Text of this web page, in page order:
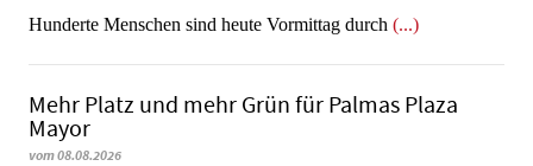
Hunderte Menschen sind heute Vormittag durch (...)
Mehr Platz und mehr Grün für Palmas Plaza
Mayor
vom 08.08.2026